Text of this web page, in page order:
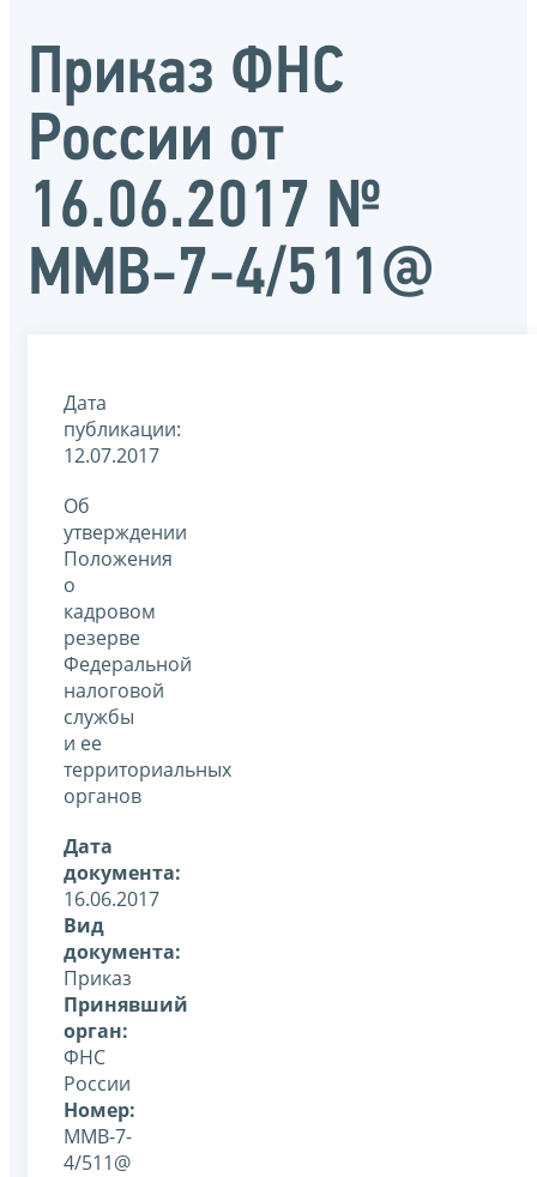
Приказ ФНС
России от
16.06.2017 №
ММВ-7-4/511@
Дата
публикации:
12.07.2017
Об
утверждении
Положения
о
кадровом
резерве
Федеральной
налоговой
службы
и ее
территориальных
органов
Дата
документа:
16.06.2017
Вид
документа:
Приказ
Принявший
орган:
ФНС
России
Номер:
ММВ-7-
4/511@